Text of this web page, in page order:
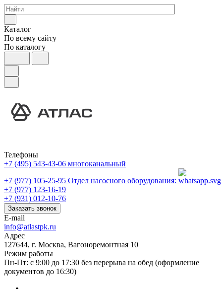
Каталог
По всему сайту
По каталогу
Телефоны
+7 (495) 543-43-06 многоканальный
+7 (977) 105-25-95 Отдел насосного оборудования:
+7 (977) 123-16-19
+7 (931) 012-10-76
Заказать звонок
E-mail
info@atlastpk.ru
Адрес
127644, г. Москва, Вагоноремонтная 10
Режим работы
Пн-Пт: с 9:00 до 17:30 без перерыва на обед (оформление
документов до 16:30)